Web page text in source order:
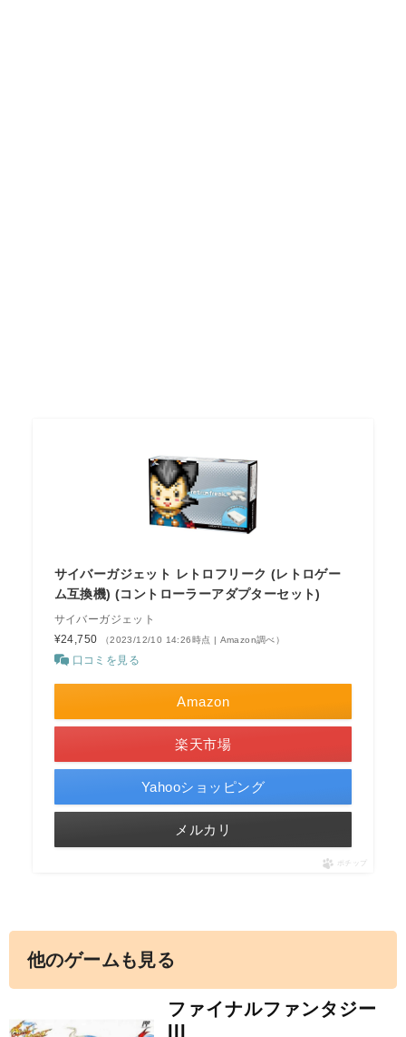
サイバーガジェット レトロフリーク (レトロゲー
ム互換機) (コントローラーアダプターセット)
サイバーガジェット
¥24,750
（2023/12/10 14:26時点 | Amazon調べ）
口コミを見る
Amazon
楽天市場
Yahooショッピング
メルカリ
ポチップ
他のゲームも見る
ファイナルファンタジー
III